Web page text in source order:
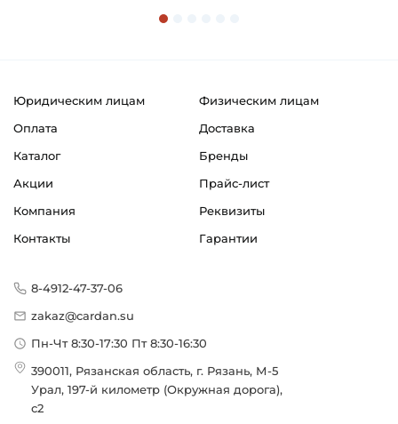
Юридическим лицам
Физическим лицам
Оплата
Доставка
Каталог
Бренды
Акции
Прайс-лист
Компания
Реквизиты
Контакты
Гарантии
8-4912-47-37-06
zakaz@cardan.su
Пн-Чт 8:30-17:30 Пт 8:30-16:30
390011, Рязанская область, г. Рязань, М-5
Урал, 197-й километр (Окружная дорога),
с2